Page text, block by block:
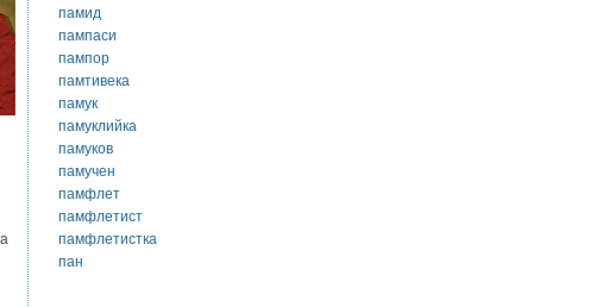
памид
пампаси
пампор
памтивека
памук
памуклийка
памуков
памучен
памфлет
памфлетист
памфлетистка
пан